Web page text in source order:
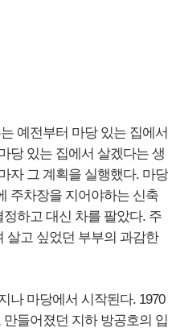
예전부터 마당 있는 집에서
당 있는 집에서 살겠다는 생
자 그 계획을 실행했다. 마당
주차장을 지어야하는 신축
하고 대신 차를 팔았다. 주
살고 싶었던 부부의 과감한
나 마당에서 시작된다. 1970
들어졌던 지하 방공호의 입